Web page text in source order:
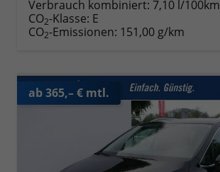
Verbrauch kombiniert: 7,10 l/100km
CO2-Klasse: E
CO2-Emissionen: 151,00 g/km
ab 365,– € mtl.